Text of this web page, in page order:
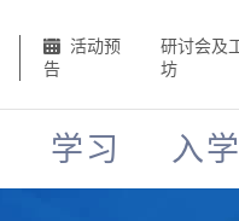
活动预
告
研讨会及
坊
学习 入